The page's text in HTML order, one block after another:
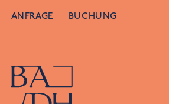
ANFRAGE BUCHUNG